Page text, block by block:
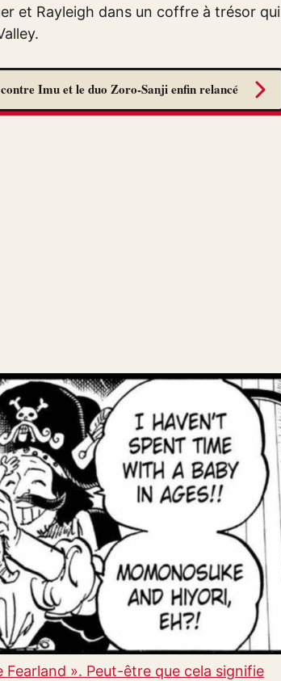
et Rayleigh dans un coffre à trésor qui
Imu et le duo Zoro-Sanji enfin relancé
Fearland ». Peut-être que cela signifie